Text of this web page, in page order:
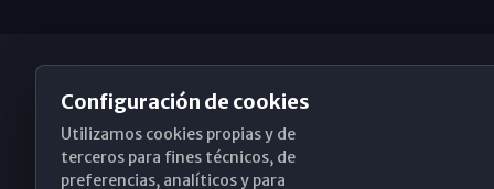
Obispado de Málaga
Configuración de cookies
Utilizamos cookies propias y de
terceros para fines técnicos, de
preferencias, analíticos y para